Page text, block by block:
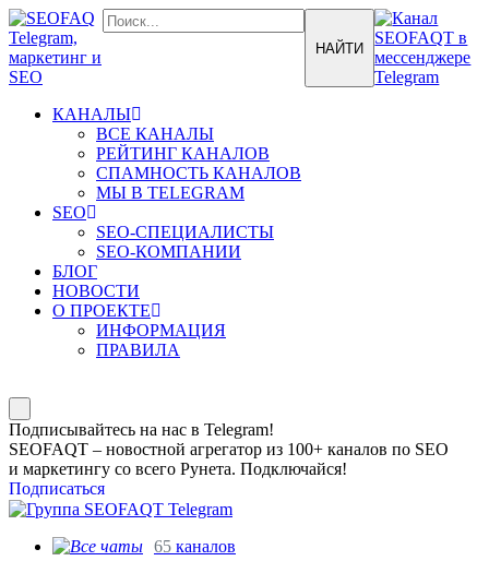
КАНАЛЫ
ВСЕ КАНАЛЫ
РЕЙТИНГ КАНАЛОВ
СПАМНОСТЬ КАНАЛОВ
МЫ В TELEGRAM
SEO
SEO-СПЕЦИАЛИСТЫ
SEO-КОМПАНИИ
БЛОГ
НОВОСТИ
О ПРОЕКТЕ
ИНФОРМАЦИЯ
ПРАВИЛА
Подписывайтесь на нас в Telegram!
SEOFAQT – новостной агрегатор из 100+ каналов по SEO
и маркетингу со всего Рунета. Подключайся!
Подписаться
65 каналов